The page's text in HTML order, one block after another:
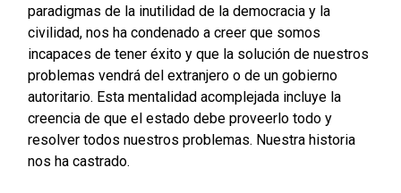
paradigmas de la inutilidad de la democracia y la
civilidad, nos ha condenado a creer que somos
incapaces de tener éxito y que la solución de nuestros
problemas vendrá del extranjero o de un gobierno
autoritario. Esta mentalidad acomplejada incluye la
creencia de que el estado debe proveerlo todo y
resolver todos nuestros problemas. Nuestra historia
nos ha castrado.